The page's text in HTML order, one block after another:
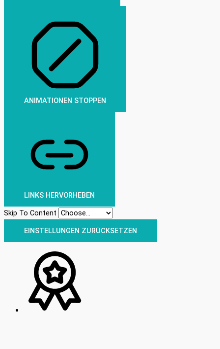
ANIMATIONEN STOPPEN
LINKS HERVORHEBEN
Skip To Content
EINSTELLUNGEN ZURÜCKSETZEN